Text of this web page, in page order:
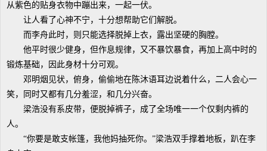
从紫色的贴身衣物中蹦出来，一起一伏。
让人看了心神不宁，十分想帮助它们解脱。
而李舟此时，则只能选择脱掉上衣，露出坚硬的胸膛。
他平时很少健身，但作息规律，又不暴饮暴食，再加上高中时的
锻炼基础，因此身材十分可观。
邓明烟见状，俯身，偷偷地在陈沐语耳边说着什么，二人会心一
笑，同时又都有几分羞涩，和几分兴奋。
梁浩没有系皮带，便脱掉裤子，成了全场唯一一个仅剩内裤的
人。
“你要是敢支帐篷，我他妈抽死你。”梁浩双手撑着地板，趴在李